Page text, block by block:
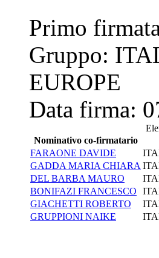
Primo
Gruppo:
EUROPE
Data firma:
Nominativo co-firmatario
FARAONE DAVIDE
GADDA MARIA CHIARA
DEL BARBA MAURO
BONIFAZI FRANCESCO
GIACHETTI ROBERTO
GRUPPIONI NAIKE